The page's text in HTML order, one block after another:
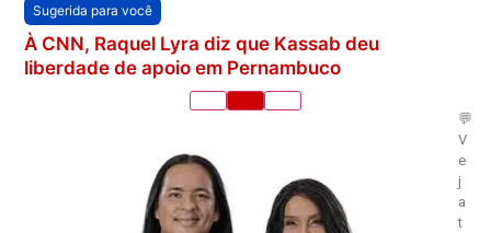
Sugerida para você
À CNN, Raquel Lyra diz que Kassab deu
liberdade de apoio em Pernambuco
💬
V
e
j
a
t